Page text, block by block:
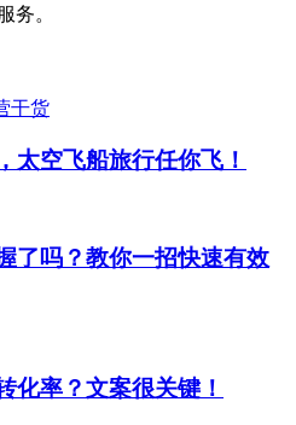
务。
干货
太空飞船旅行任你飞！
了吗？教你一招快速有效
化率？文案很关键！